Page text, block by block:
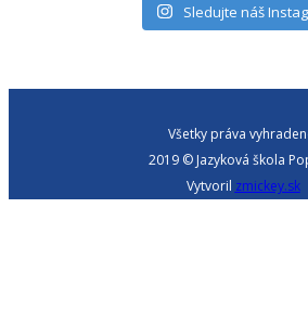
Sledujte náš
Všetky práva
2019 © Jazyková škola
Vytvoril zmickey.sk